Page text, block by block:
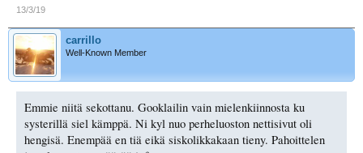
13/3/19
carrillo
Well-Known Member
Emmie niitä sekottanu. Gooklailin vain mielenkiinnosta ku
systerillä siel kämppä. Ni kyl nuo perheluoston nettisivut oli
hengisä. Enempää en tiä eikä siskolikkakaan tieny. Pahoittelen